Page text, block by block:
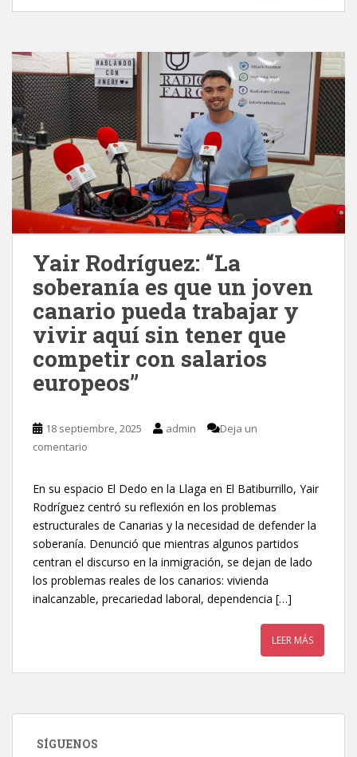
Yair Rodríguez: “La
soberanía es que un joven
canario pueda trabajar y
vivir aquí sin tener que
competir con salarios
europeos”
18 septiembre, 2025 admin
Deja un
comentario
En su espacio El Dedo en la Llaga en El Batiburrillo, Yair
Rodríguez centró su reflexión en los problemas
estructurales de Canarias y la necesidad de defender la
soberanía. Denunció que mientras algunos partidos
centran el discurso en la inmigración, se dejan de lado
los problemas reales de los canarios: vivienda
inalcanzable, precariedad laboral, dependencia […]
LEER MÁS
SÍGUENOS